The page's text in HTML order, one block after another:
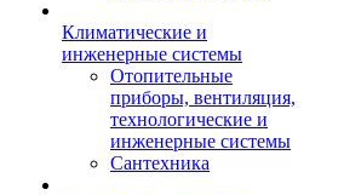
Климатические и
инженерные системы
Отопительные
приборы, вентиляция,
технологические и
инженерные системы
Сантехника